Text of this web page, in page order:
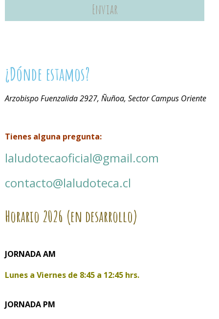
Enviar
¿Dónde estamos?
Arzobispo Fuenzalida 2927, Ñuñoa, Sector Campus Oriente
Tienes alguna pregunta:
laludotecaoficial@gmail.com
contacto@laludoteca.cl
Horario 2026 (en desarrollo)
JORNADA AM
Lunes a Viernes de 8:45 a 12:45 hrs.
JORNADA PM